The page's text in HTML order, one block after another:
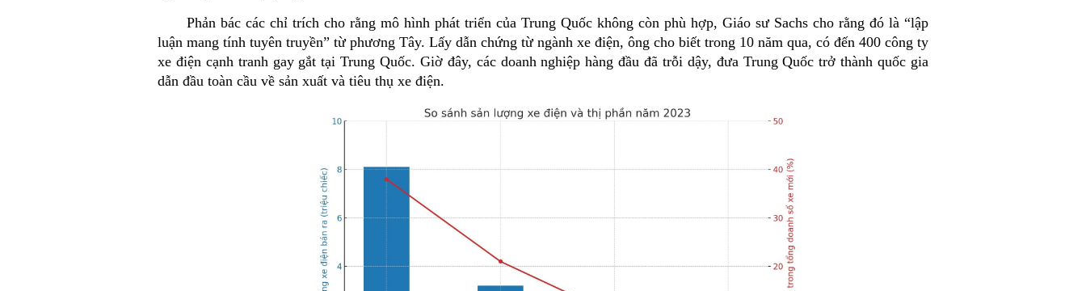
Phản bác các chỉ trích cho rằng mô hình phát triển của Trung Quốc không còn phù hợp, Giáo sư Sachs cho rằng đó là “lập
luận mang tính tuyên truyền” từ phương Tây. Lấy dẫn chứng từ ngành xe điện, ông cho biết trong 10 năm qua, có đến 400 công ty
xe điện cạnh tranh gay gắt tại Trung Quốc. Giờ đây, các doanh nghiệp hàng đầu đã trỗi dậy, đưa Trung Quốc trở thành quốc gia
dẫn đầu toàn cầu về sản xuất và tiêu thụ xe điện.